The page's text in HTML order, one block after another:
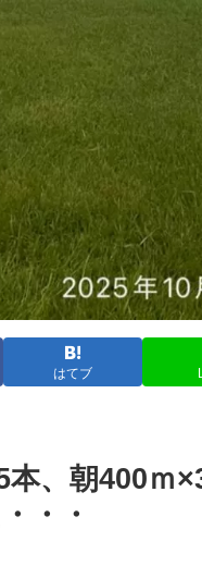
はてブ
、朝400ｍ
・・